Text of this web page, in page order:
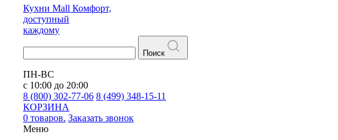
Кухни Mall Комфорт,
доступный
каждому
Поиск
ПН-ВС
с 10:00 до 20:00
8 (800) 302-77-06 8 (499) 348-15-11
КОРЗИНА
0 товаров. Заказать звонок
Меню